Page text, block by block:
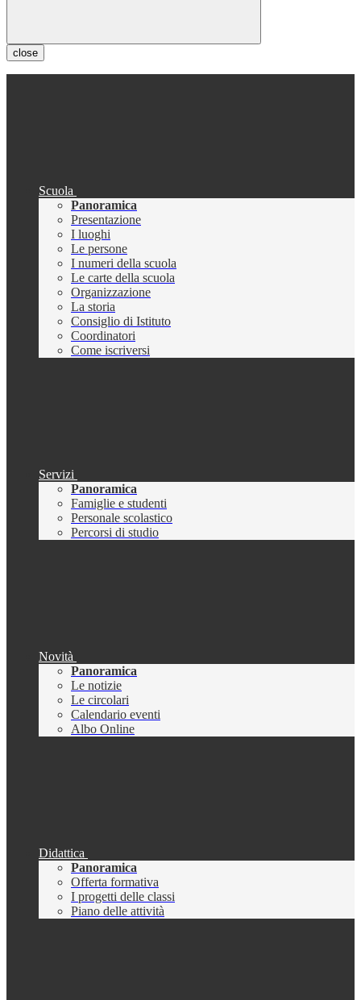
close
Scuola
Panoramica
Presentazione
I luoghi
Le persone
I numeri della scuola
Le carte della scuola
Organizzazione
La storia
Consiglio di Istituto
Coordinatori
Come iscriversi
Servizi
Panoramica
Famiglie e studenti
Personale scolastico
Percorsi di studio
Novità
Panoramica
Le notizie
Le circolari
Calendario eventi
Albo Online
Didattica
Panoramica
Offerta formativa
I progetti delle classi
Piano delle attività